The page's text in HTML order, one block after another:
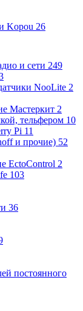
Kopou 26
и сети 249
NooLite 2
Мастеркит 2
тельфером 10
Pi 11
и прочие) 52
EctoControl 2
103
36
постоянного